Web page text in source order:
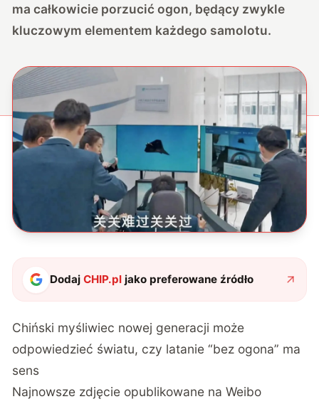
ma całkowicie porzucić ogon, będący zwykle
kluczowym elementem każdego samolotu.
DodajCHIP.pl jako preferowane źródło
Chiński myśliwiec nowej generacji może
odpowiedzieć światu, czy latanie “bez ogona” ma
sens
Najnowsze zdjęcie opublikowane na Weibo